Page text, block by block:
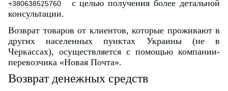
+380638525760
с целью получения более детальной
консультации.
Возврат товаров от клиентов, которые проживают в
других населенных пунктах Украины (не в
Черкассах), осуществляется с помощью компании-
перевозчика «Новая Почта».
Возврат денежных средств